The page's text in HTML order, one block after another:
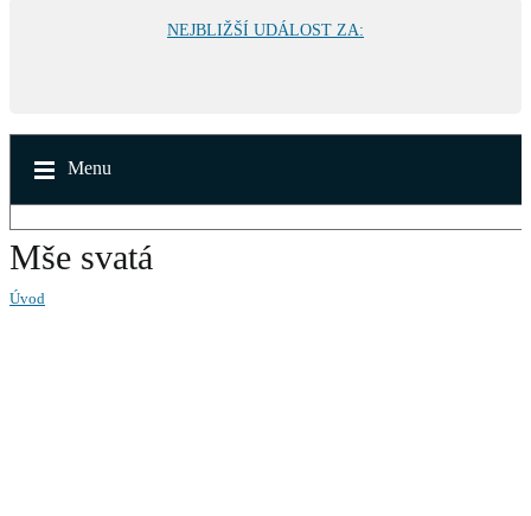
NEJBLIŽŠÍ UDÁLOST ZA:
Menu
Mše svatá
Úvod